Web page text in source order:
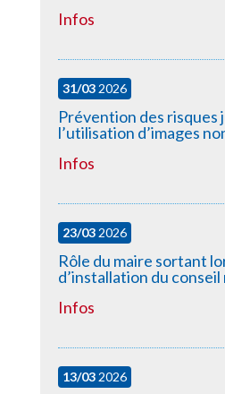
Infos
31/032026
Prévention des risques
l’utilisation d’images
Infos
23/032026
Rôle du maire sortant
d’installation du conseil
Infos
13/032026